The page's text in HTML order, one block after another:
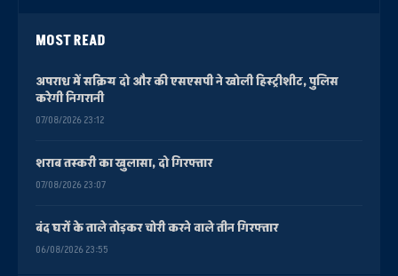
MOST READ
अपराध में सक्रिय दो और की एसएसपी ने खोली हिस्ट्रीशीट, पुलिस
करेगी निगरानी
07/08/2026 23:12
शराब तस्करी का खुलासा, दो गिरफ्तार
07/08/2026 23:07
बंद घरों के ताले तोड़कर चोरी करने वाले तीन गिरफ्तार
06/08/2026 23:55